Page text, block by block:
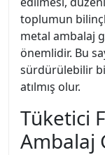
toplumun
metal ambalaj
önemlidir. Bu
sürdürülebilir
atılmış olur.
Tüketici
Ambalaj